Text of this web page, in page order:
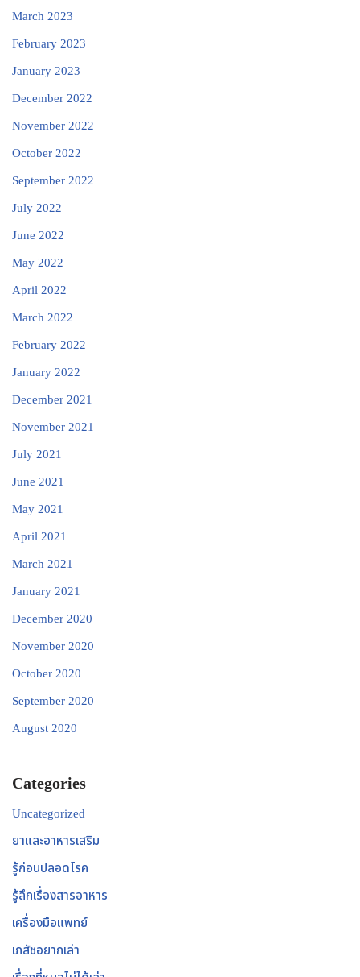
March 2023
February 2023
January 2023
December 2022
November 2022
October 2022
September 2022
July 2022
June 2022
May 2022
April 2022
March 2022
February 2022
January 2022
December 2021
November 2021
July 2021
June 2021
May 2021
April 2021
March 2021
January 2021
December 2020
November 2020
October 2020
September 2020
August 2020
Categories
Uncategorized
ยาและอาหารเสริม
รู้ก่อนปลอดโรค
รู้ลึกเรื่องสารอาหาร
เครื่องมือแพทย์
เภสัชอยากเล่า